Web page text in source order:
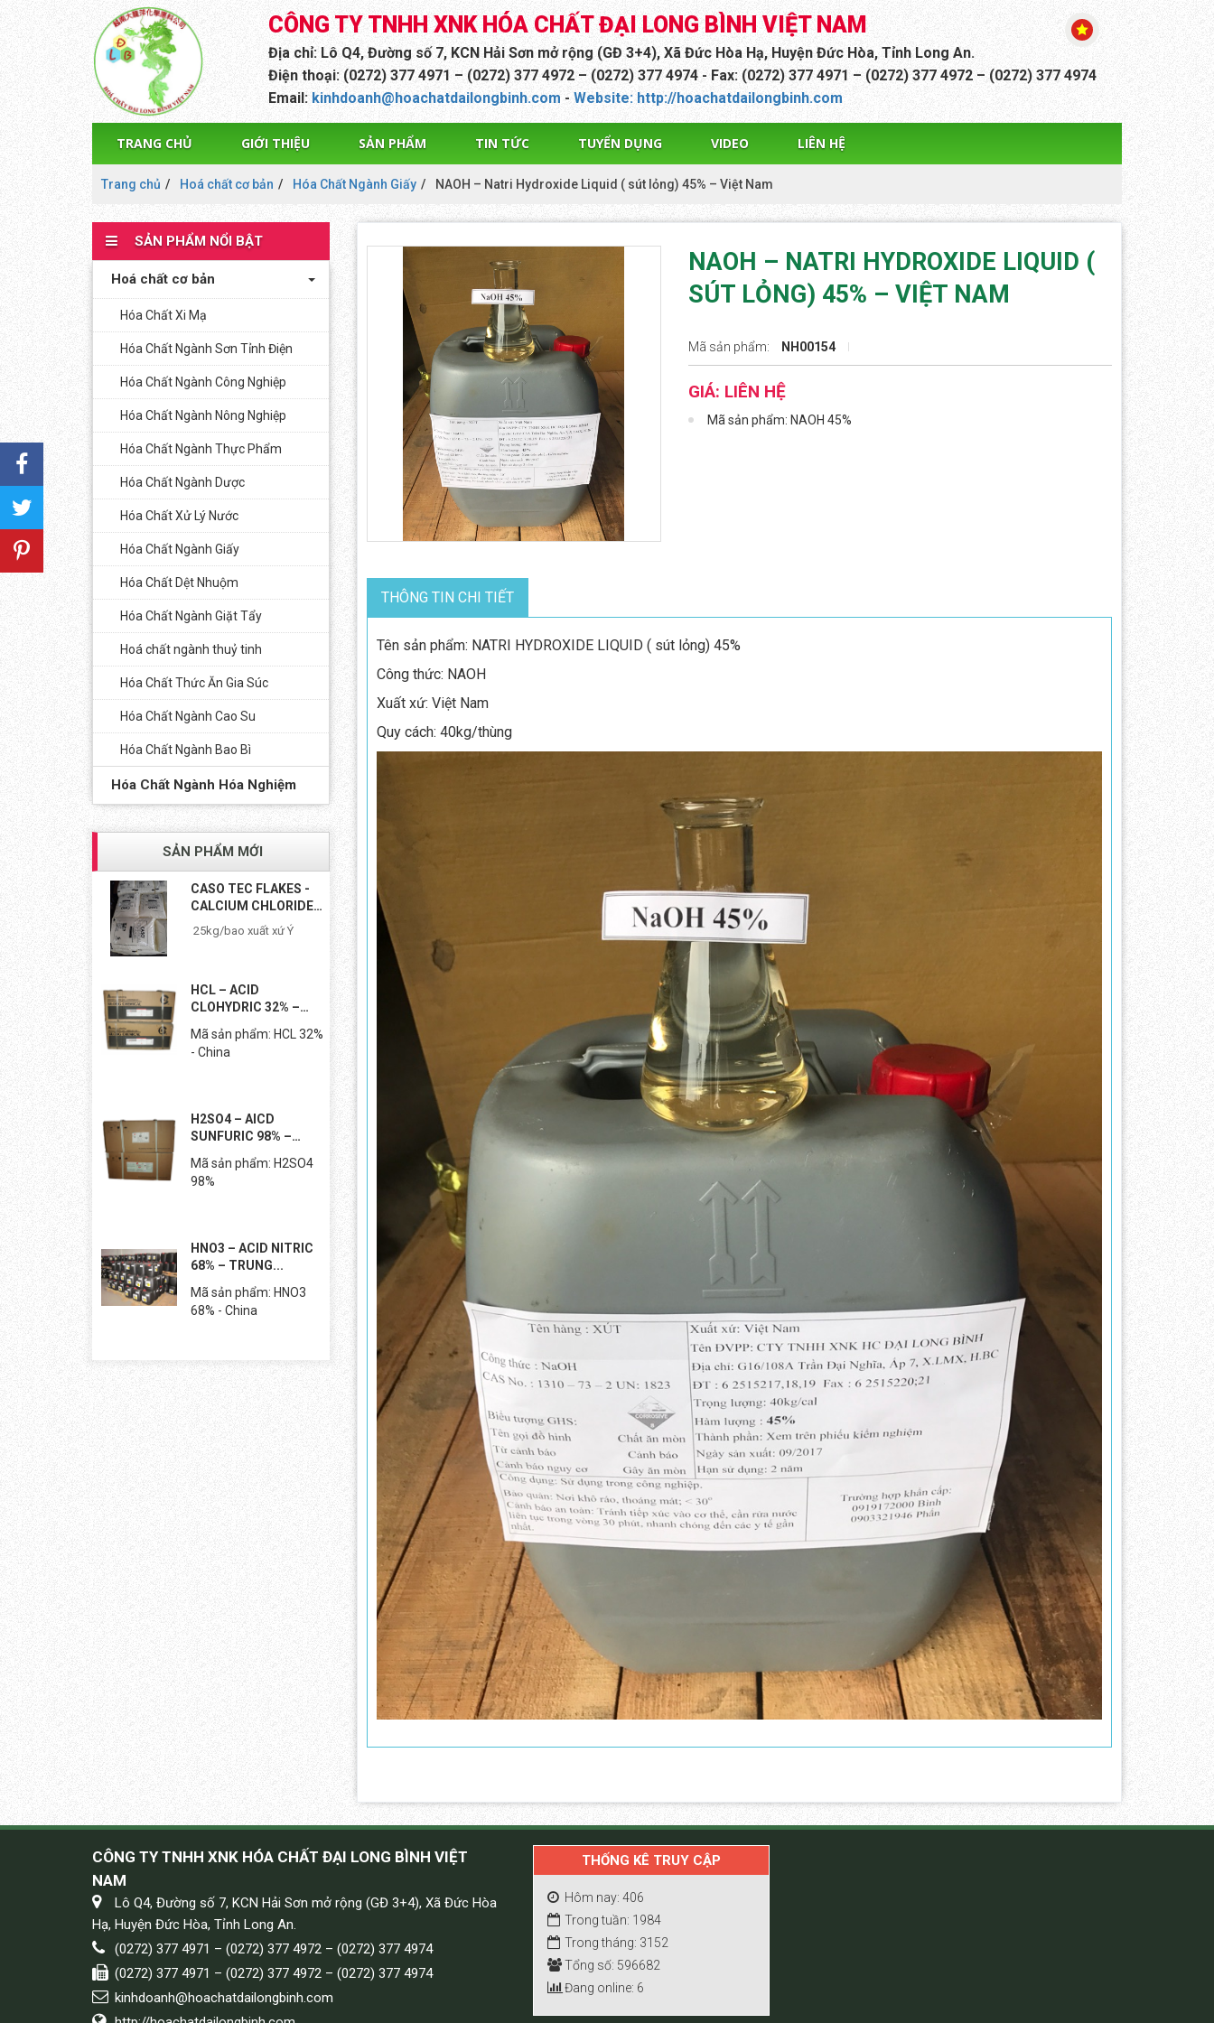
CÔNG TY TNHH XNK HÓA CHẤT ĐẠI LONG BÌNH VIỆT NAM
Địa chỉ: Lô Q4, Đường số 7, KCN Hải Sơn mở rộng (GĐ 3+4), Xã Đức Hòa Hạ, Huyện Đức Hòa, Tỉnh Long An.
Điện thoại: (0272) 377 4971 – (0272) 377 4972 – (0272) 377 4974 - Fax: (0272) 377 4971 – (0272) 377 4972 – (0272) 377 4974
Email: kinhdoanh@hoachatdailongbinh.com - Website: http://hoachatdailongbinh.com
TRANG CHỦ GIỚI THIỆU SẢN PHẨM TIN TỨC TUYỂN DỤNG VIDEO LIÊN HỆ
Trang chủ Hoá chất cơ bản Hóa Chất Ngành Giấy NAOH – Natri Hydroxide Liquid ( sút lỏng) 45% – Việt Nam
SẢN PHẨM NỔI BẬT
Hoá chất cơ bản
Hóa Chất Xi Mạ
Hóa Chất Ngành Sơn Tỉnh Điện
Hóa Chất Ngành Công Nghiệp
Hóa Chất Ngành Nông Nghiệp
Hóa Chất Ngành Thực Phẩm
Hóa Chất Ngành Dược
Hóa Chất Xử Lý Nước
Hóa Chất Ngành Giấy
Hóa Chất Dệt Nhuộm
Hóa Chất Ngành Giặt Tẩy
Hoá chất ngành thuỷ tinh
Hóa Chất Thức Ăn Gia Súc
Hóa Chất Ngành Cao Su
Hóa Chất Ngành Bao Bì
Hóa Chất Ngành Hóa Nghiệm
SẢN PHẨM MỚI
CASO TEC FLAKES -
CALCIUM CHLORIDE
TEC...
25kg/bao xuất xứ Ý
HCL – ACID
CLOHYDRIC 32% –
Mã sản phẩm: HCL 32%
- China
H2SO4 – AICD
SUNFURIC 98% –
Mã sản phẩm: H2SO4
98%
HNO3 – ACID NITRIC
68% – TRUNG...
Mã sản phẩm: HNO3
68% - China
NAOH – NATRI HYDROXIDE LIQUID (
SÚT LỎNG) 45% – VIỆT NAM
Mã sản phẩm: NH00154
GIÁ: LIÊN HỆ
Mã sản phẩm: NAOH 45%
THÔNG TIN CHI TIẾT
Tên sản phẩm: NATRI HYDROXIDE LIQUID ( sút lỏng) 45%
Công thức: NAOH
Xuất xứ: Việt Nam
Quy cách: 40kg/thùng
CÔNG TY TNHH XNK HÓA CHẤT ĐẠI LONG BÌNH VIỆT
NAM
Lô Q4, Đường số 7, KCN Hải Sơn mở rộng (GĐ 3+4), Xã Đức Hòa
Hạ, Huyện Đức Hòa, Tỉnh Long An.
(0272) 377 4971 – (0272) 377 4972 – (0272) 377 4974
(0272) 377 4971 – (0272) 377 4972 – (0272) 377 4974
kinhdoanh@hoachatdailongbinh.com
THỐNG KÊ TRUY CẬP
Hôm nay: 406
Trong tuần: 1984
Trong tháng: 3152
Tổng số: 596682
Đang online: 6